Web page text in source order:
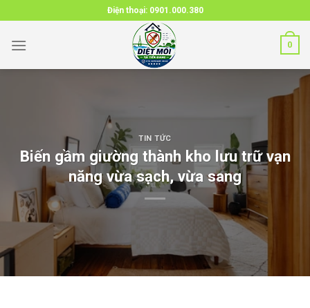
to
content
Điện thoại: 0901.000.380
0
TIN TỨC
Biến gầm giường thành kho lưu trữ vạn
năng vừa sạch, vừa sang